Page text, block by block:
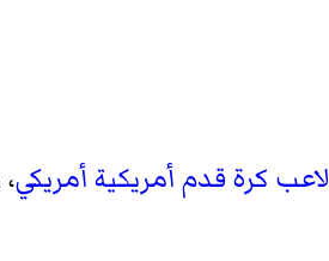
لاعب كرة قدم أمريكية أمريكي